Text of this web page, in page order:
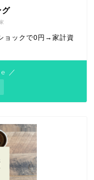
グ
ョックで0円→家計資
／